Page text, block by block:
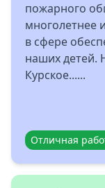
пожарного
многолетнее
в сфере
наших детей.
Курское......
Отличная